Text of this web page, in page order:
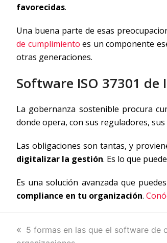
favorecidas.
Una buena parte de esas
de cumplimiento es un componente
otras generaciones.
Software ISO 37301 de
La gobernanza sostenible procura
donde opera, con sus reguladores,
Las obligaciones son tantas, y
digitalizar la gestión. Es lo que
Es una solución avanzada que
compliance en tu organización.
previous
5 formas en las que el software de